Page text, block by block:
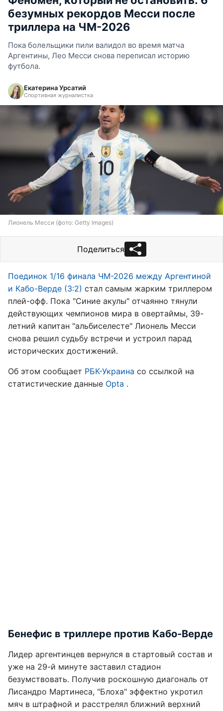
безумных рекордов Месси после
триллера на ЧМ-2026
Пока болельщики пили валидол во время матча
Аргентины, Лео Месси снова переписал историю
футбола.
Екатерина Урсатий
Спортивная журналистка
Лионель Месси (фото: Getty Images)
Поделиться
Поединок 1/16 финала ЧМ-2026 между Аргентиной
и Кабо-Верде (3:2) стал самым жарким триллером
плей-офф. Пока "Синие акулы" отчаянно тянули
действующих чемпионов мира в овертаймы, 39-
летний капитан "альбиселесте" Лионель Месси
снова решил судьбу встречи и устроил парад
исторических достижений.
Об этом сообщает РБК-Украина со ссылкой на
статистические данные Opta .
Бенефис в триллере против Кабо-Верде
Лидер аргентинцев вернулся в стартовый состав и
уже на 29-й минуте заставил стадион
безумствовать. Получив роскошную диагональ от
Лисандро Мартинеса, "Блоха" эффектно укротил
мяч в штрафной и расстрелял ближний верхний